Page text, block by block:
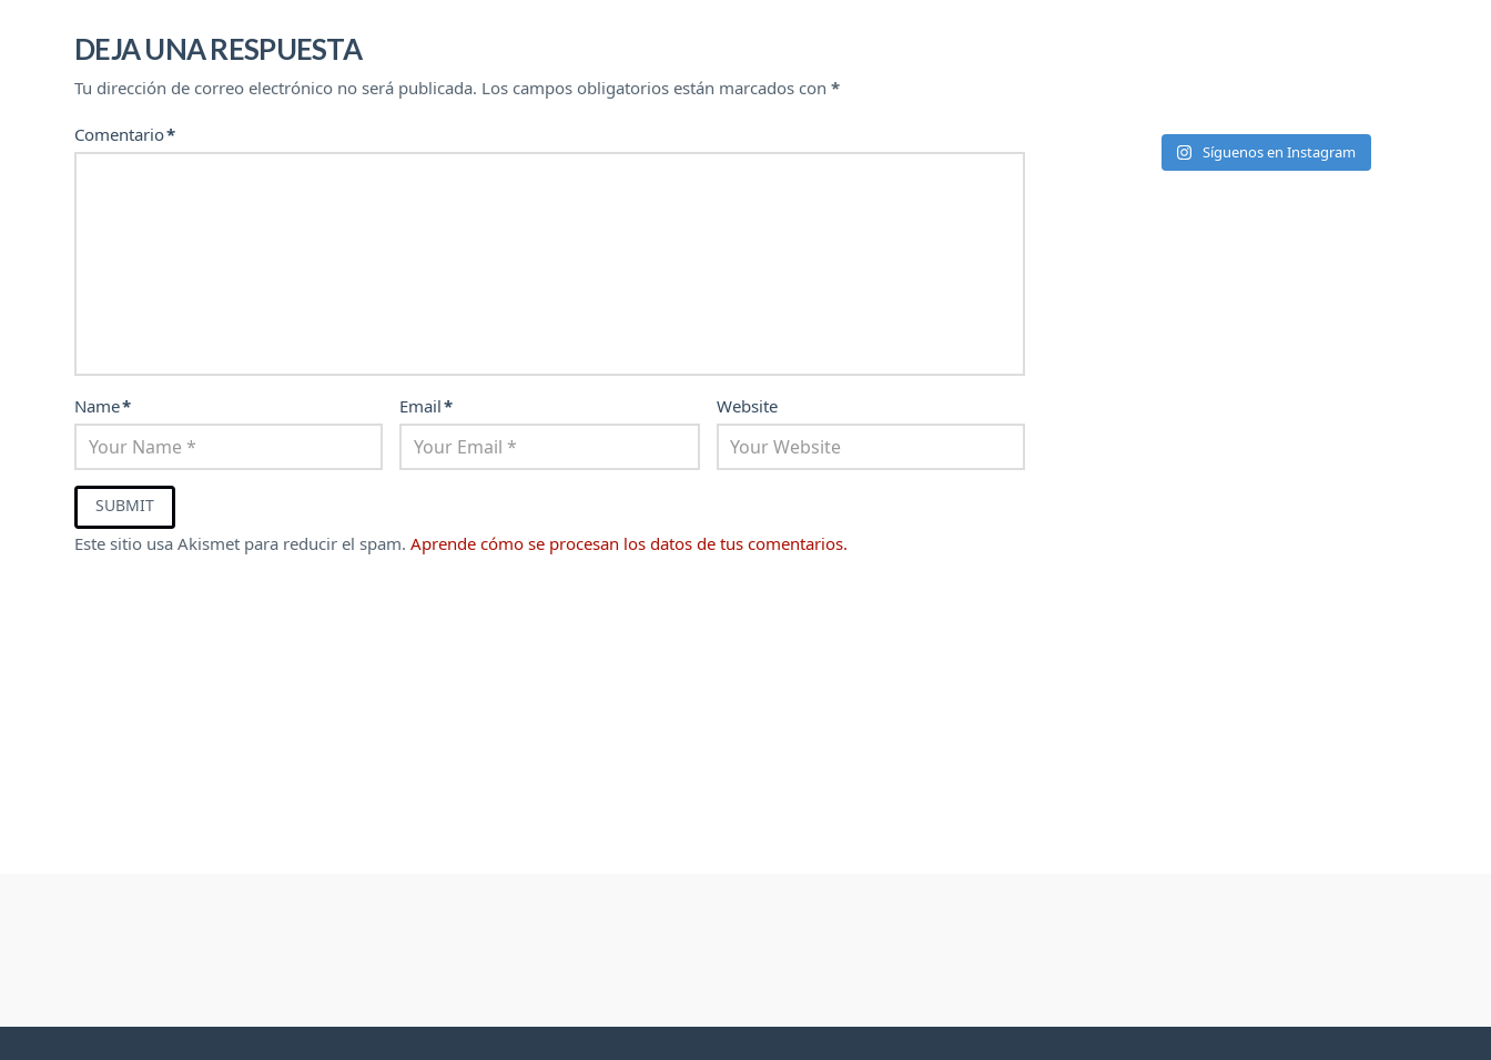
DEJA UNA RESPUESTA
Tu dirección de correo electrónico no será publicada. Los campos obligatorios están marcados con*
Comentario*
Name* Email* Website
Este sitio usa Akismet para reducir el spam.Aprende cómo se procesan los datos de tus comentarios.
Síguenos en Instagram